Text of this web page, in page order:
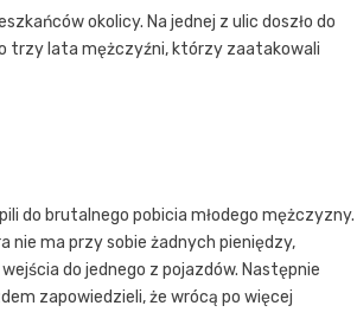
okolicy. Na jednej z ulic doszło do
trzy lata mężczyźni, którzy zaatakowali
do brutalnego pobicia młodego mężczyzny.
nie ma przy sobie żadnych pieniędzy,
do jednego z pojazdów. Następnie
zapowiedzieli, że wrócą po więcej